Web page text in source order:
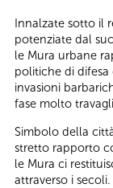
Innalzate sotto il
potenziate dal
le Mura urbane
politiche di
invasioni
fase molto
Simbolo della
stretto rapporto
le Mura ci
attraverso i secoli.